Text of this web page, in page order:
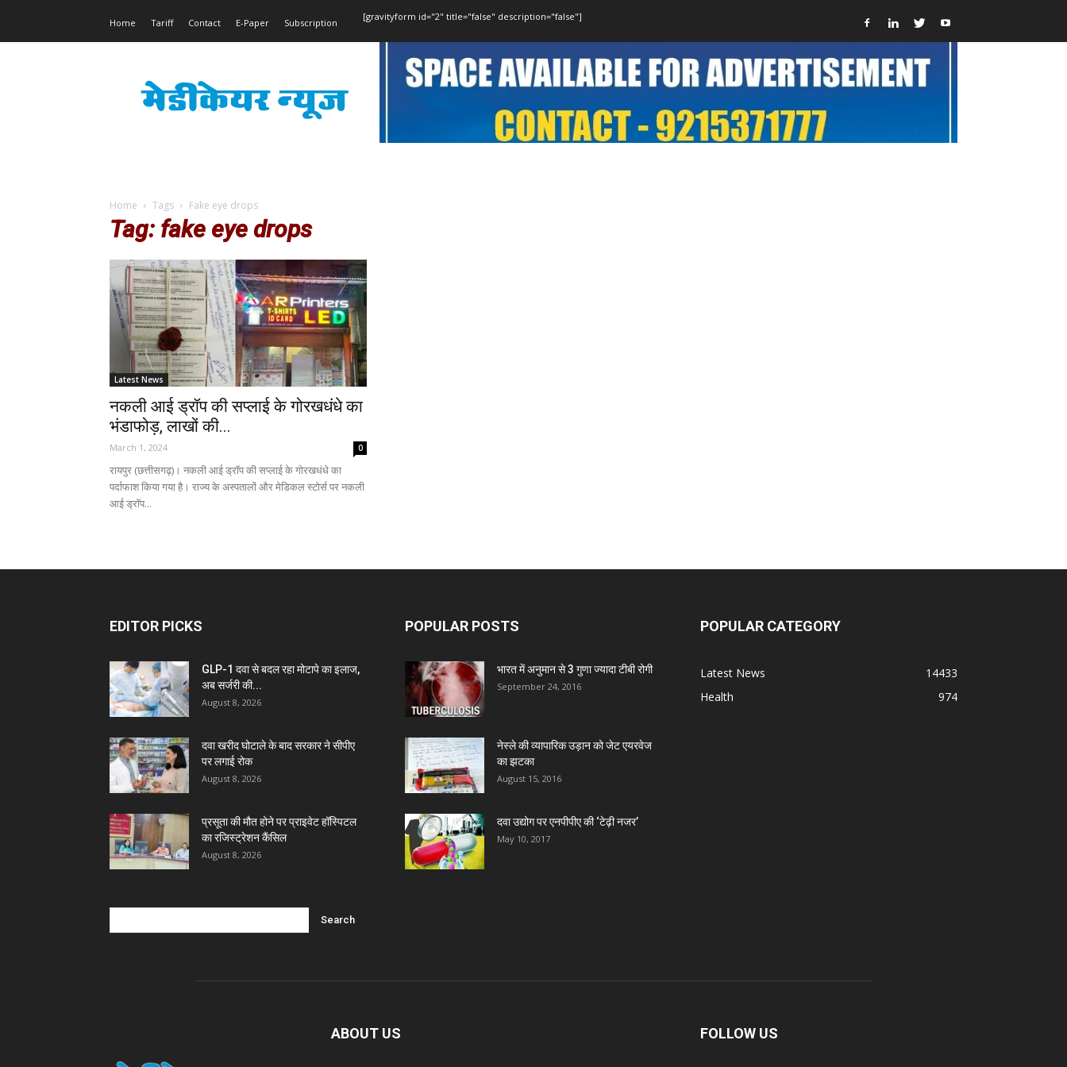
Home Tariff Contact E-Paper Subscription
[gravityform id="2" title="false" description="false"]
News
Home Tags Fake eye drops
Tag: fake eye drops
Latest News
नकली आई ड्रॉप की सप्लाई के गोरखधंधे का
भंडाफोड़, लाखों की...
March 1, 2024 0
रायपुर (छत्तीसगढ़)। नकली आई ड्रॉप की सप्लाई के गोरखधंधे का
पर्दाफाश किया गया है। राज्य के अस्पतालों और मेडिकल स्टोर्स पर नकली
आई ड्रॉप...
EDITOR PICKS
GLP-1 दवा से बदल रहा मोटापे का इलाज,
अब सर्जरी की...
August 8, 2026
दवा खरीद घोटाले के बाद सरकार ने सीपीए
पर लगाई रोक
August 8, 2026
प्रसूता की मौत होने पर प्राइवेट हॉस्पिटल
का रजिस्ट्रेशन कैंसिल
August 8, 2026
POPULAR POSTS
भारत में अनुमान से 3 गुणा ज्यादा टीबी रोगी
September 24, 2016
नेस्ले की व्यापारिक उड़ान को जेट एयरवेज
का झटका
August 15, 2016
दवा उद्योग पर एनपीपीए की ‘टेढ़ी नजर’
May 10, 2017
POPULAR CATEGORY
Latest News
14433
Health
974
ABOUT US FOLLOW US